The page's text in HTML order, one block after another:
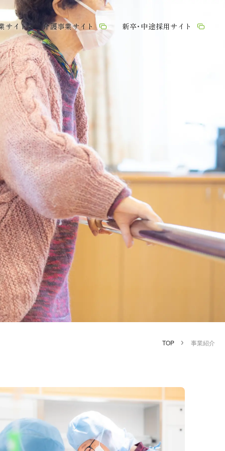
サイト 介護事業サイト 新卒・中途採用サイト
TOP 事業紹介